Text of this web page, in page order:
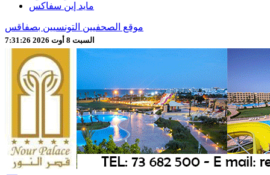
مايد إين سفاكس
موقع الصحفيين التونسيين بصفاقس
السبت 8 أوت 2026 7:31:28